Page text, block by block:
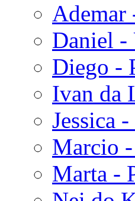
Daniel -
Diego -
Ivan da
Jessica
Marcio
Marta -